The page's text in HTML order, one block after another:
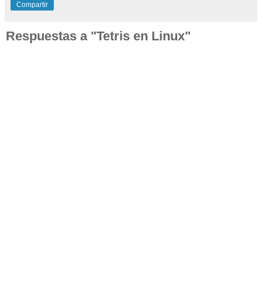
Compartir
Respuestas a "Tetris en Linux"